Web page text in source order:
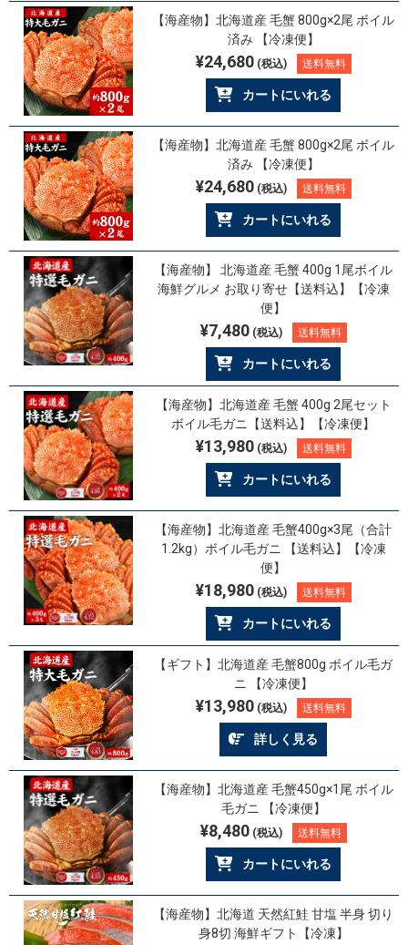
【海産物】北海道産 毛蟹 800g×2尾 ボイル
済み 【冷凍便】
¥24,680(税込) 送料無料
カートにいれる
【海産物】北海道産 毛蟹 800g×2尾 ボイル
済み 【冷凍便】
¥24,680(税込) 送料無料
カートにいれる
【海産物】 北海道産 毛蟹 400g 1尾ボイル
海鮮グルメ お取り寄せ【送料込】【冷凍
便】
¥7,480(税込) 送料無料
カートにいれる
【海産物】北海道産 毛蟹 400g 2尾セット
ボイル毛ガニ【送料込】【冷凍便】
¥13,980(税込) 送料無料
カートにいれる
【海産物】北海道産 毛蟹400g×3尾（合計
1.2kg）ボイル毛ガニ 【送料込】【冷凍
便】
¥18,980(税込) 送料無料
カートにいれる
【ギフト】北海道産 毛蟹800g ボイル毛ガ
ニ 【冷凍便】
¥13,980(税込) 送料無料
詳しく見る
【海産物】北海道産 毛蟹450g×1尾 ボイル
毛ガニ 【冷凍便】
¥8,480(税込) 送料無料
カートにいれる
【海産物】北海道 天然紅鮭 甘塩 半身 切り
身8切 海鮮ギフト【冷凍】